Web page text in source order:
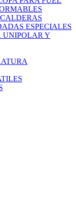
ESPECIALES
UNIPOLAR Y